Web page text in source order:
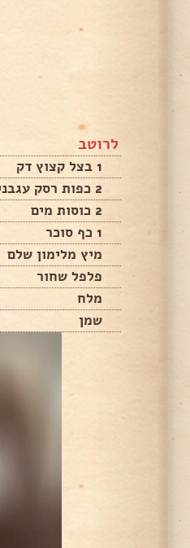
לרוטב
1 בצל קצוץ דק
2 כפות רסק עגבניות
2 כוסות מים
1 כף סוכר
מיץ מלימון שלם
פלפל שחור
מלח
שמן